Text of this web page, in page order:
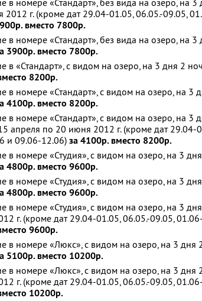
в номере «Стандарт», без вида на озеро, на
2012 г. (кроме дат 29.04-01.05, 06.05.-09.05,
вместо 7800р.
в номере «Стандарт», без вида на озеро, на
3900р. вместо 7800р.
в «Стандарт», с видом на озеро, на 3 дня 2
8200р.
в номере «Стандарт», с видом на озеро, на 3
4100р. вместо 8200р.
в номере «Стандарт», с видом на озеро, на 3
апреля по 20 июня 2012 г. (кроме дат 29.04-
и 09.06-12.06)за 4100р. вместо 8200р.
в номере «Студия», с видом на озеро, на 3
4800р. вместо 9600р.
в номере «Студия», с видом на озеро, на 3
4800р. вместо 9600р.
в номере «Студия», с видом на озеро, на 3
г. (кроме дат 29.04-01.05, 06.05.-09.05,
9600р.
в номере «Люкс», с видом на озеро, на 3 дня
5100р. вместо 10200р.
в номере «Люкс», с видом на озеро, на 3 дня
г. (кроме дат 29.04-01.05, 06.05.-09.05,
10200р.